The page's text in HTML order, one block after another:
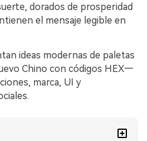
dorados de prosperidad
el mensaje legible en
ideas modernas de paletas
Chino con códigos HEX—
marca, UI y